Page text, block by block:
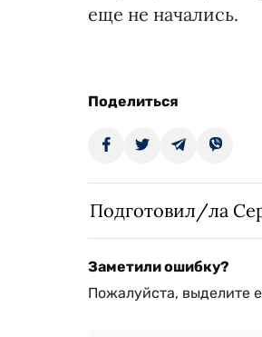
еще не начались.
Поделиться
Подготовил/ла
Заметили ошибку?
Пожалуйста, выделите